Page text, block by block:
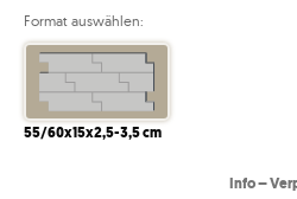
Format auswählen:
55/60x15x2,5-3,5 cm
Info –